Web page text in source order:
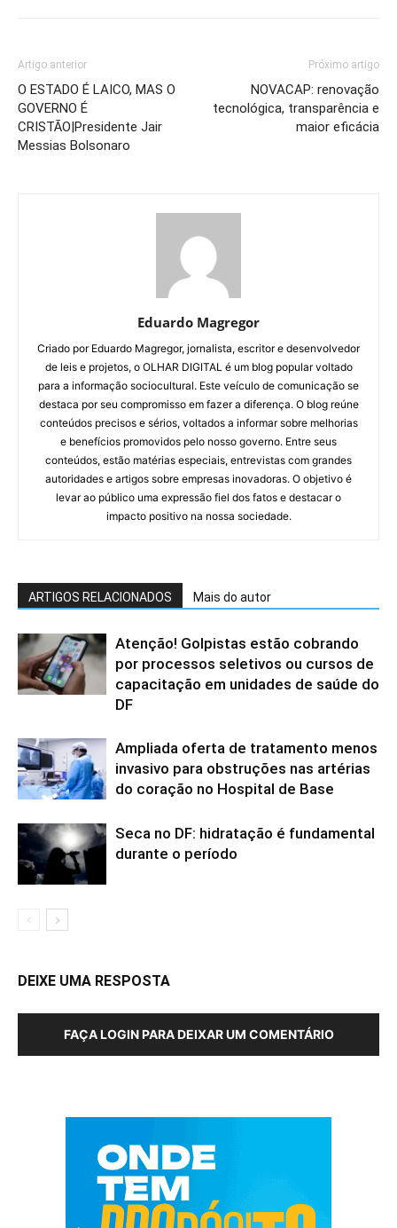
Artigo anterior
O ESTADO É LAICO, MAS O
GOVERNO É
CRISTÃO|Presidente Jair
Messias Bolsonaro
Próximo artigo
NOVACAP: renovação
tecnológica, transparência e
maior eficácia
Eduardo Magregor
Criado por Eduardo Magregor, jornalista, escritor e desenvolvedor
de leis e projetos, o OLHAR DIGITAL é um blog popular voltado
para a informação sociocultural. Este veículo de comunicação se
destaca por seu compromisso em fazer a diferença. O blog reúne
conteúdos precisos e sérios, voltados a informar sobre melhorias
e benefícios promovidos pelo nosso governo. Entre seus
conteúdos, estão matérias especiais, entrevistas com grandes
autoridades e artigos sobre empresas inovadoras. O objetivo é
levar ao público uma expressão fiel dos fatos e destacar o
impacto positivo na nossa sociedade.
ARTIGOS RELACIONADOS Mais do autor
Atenção! Golpistas estão cobrando
por processos seletivos ou cursos de
capacitação em unidades de saúde do
DF
Ampliada oferta de tratamento menos
invasivo para obstruções nas artérias
do coração no Hospital de Base
Seca no DF: hidratação é fundamental
durante o período
DEIXE UMA RESPOSTA
FAÇA LOGIN PARA DEIXAR UM COMENTÁRIO